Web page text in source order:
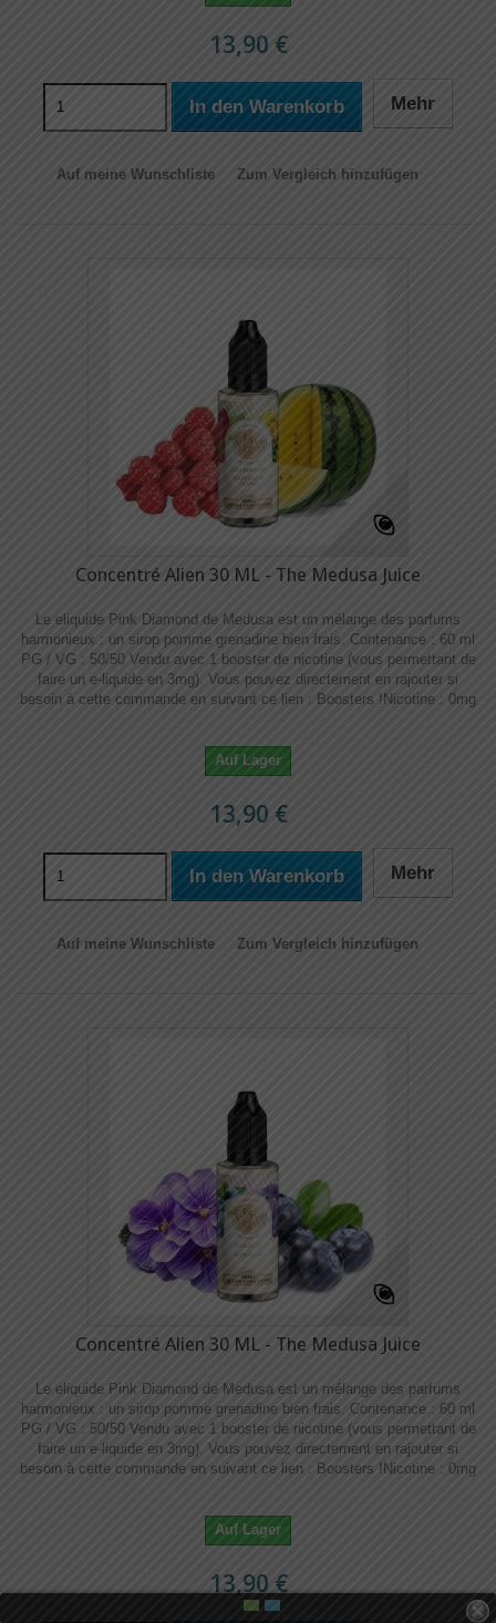
13,90 €
In den Warenkorb Mehr
Auf meine Wunschliste Zum Vergleich hinzufügen
Concentré Alien 30 ML - The Medusa Juice
Le eliquide Pink Diamond de Medusa est un mélange des parfums
harmonieux : un sirop pomme grenadine bien frais. Contenance : 60 ml
PG / VG : 50/50 Vendu avec 1 booster de nicotine (vous permettant de
faire un e-liquide en 3mg). Vous pouvez directement en rajouter si
besoin à cette commande en suivant ce lien : Boosters !​​ Nicotine : 0mg
Auf Lager
13,90 €
In den Warenkorb Mehr
Auf meine Wunschliste Zum Vergleich hinzufügen
Concentré Alien 30 ML - The Medusa Juice
Le eliquide Pink Diamond de Medusa est un mélange des parfums
harmonieux : un sirop pomme grenadine bien frais. Contenance : 60 ml
PG / VG : 50/50 Vendu avec 1 booster de nicotine (vous permettant de
faire un e-liquide en 3mg). Vous pouvez directement en rajouter si
besoin à cette commande en suivant ce lien : Boosters !​​ Nicotine : 0mg
Auf Lager
13,90 €